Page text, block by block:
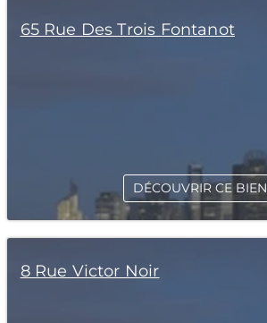
65 Rue Des Trois Fontanot
DÉCOUVRIR CE BIEN
8 Rue Victor Noir